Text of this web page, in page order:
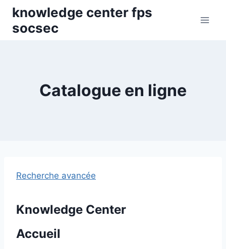
Skip
content
knowledge center fps
socsec
Catalogue en ligne
Recherche avancée
Knowledge Center
Accueil